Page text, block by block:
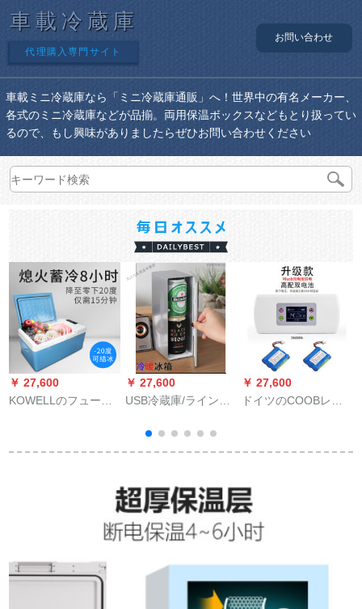
車載冷蔵庫
代理購入専門サイト
お問い合わせ
車載ミニ冷蔵庫なら「ミニ冷蔵庫通販」へ！世界中の有名メーカー、
各式のミニ冷蔵庫などが品揃。両用保温ボックスなどもとり扱ってい
るので、もし興味がありましたらぜひお問い合わせください
￥ 27,600
KOWELLのフュージ
しています。ミニミ
￥ 27,600
USB冷蔵庫/ライン制
蔵庫/車載冷蔵庫/冷凍
暖房/2用/大型冷蔵を
￥ 27,600
ドイツのCOOBレイ
ミニ薬、スマルト冷
充電式のアタッププ
です。